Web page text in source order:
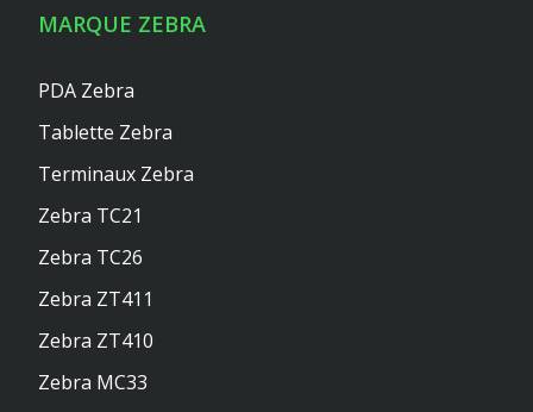
MARQUE ZEBRA
PDA Zebra
Tablette Zebra
Terminaux Zebra
Zebra TC21
Zebra TC26
Zebra ZT411
Zebra ZT410
Zebra MC33